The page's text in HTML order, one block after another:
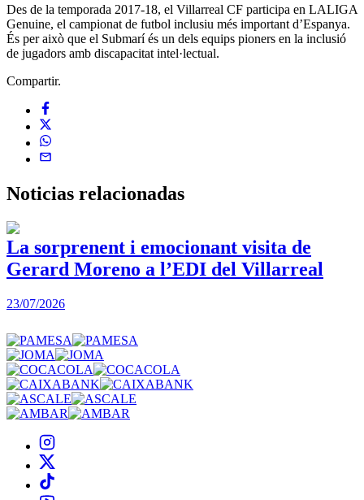
Des de la temporada 2017-18, el Villarreal CF participa en LALIGA
Genuine, el campionat de futbol inclusiu més important d’Espanya.
És per això que el Submarí és un dels equips pioners en la inclusió
de jugadors amb discapacitat intel·lectual.
Compartir.
Noticias relacionadas
La sorprenent i emocionant visita de
Gerard Moreno a l’EDI del Villarreal
23/07/2026